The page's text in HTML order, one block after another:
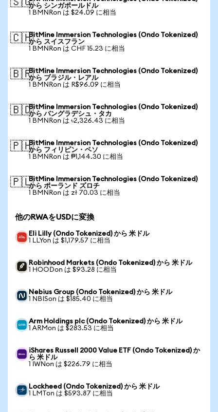
🇸🇬から シンガポールドル
1 BMNRon は $24.09 に相当
🇨🇭BitMine Immersion Technologies (Ondo Tokenized)
から スイスフラン
1 BMNRon は CHF 15.23 に相当
🇧🇷BitMine Immersion Technologies (Ondo Tokenized)
から ブラジル・レアル
1 BMNRon は R$96.09 に相当
🇧🇩BitMine Immersion Technologies (Ondo Tokenized)
から バングラデシュ・タカ
1 BMNRon は ৳2,326.43 に相当
🇵🇭BitMine Immersion Technologies (Ondo Tokenized)
から フィリピン・ペソ
1 BMNRon は ₱1,144.30 に相当
🇵🇱BitMine Immersion Technologies (Ondo Tokenized)
から ポーランド ズロチ
1 BMNRon は zł 70.03 に相当
他のRWAをUSDに変換
Eli Lilly (Ondo Tokenized) から 米ドル
1 LLYon は $1,179.57 に相当
Robinhood Markets (Ondo Tokenized) から 米ドル
1 HOODon は $93.28 に相当
Nebius Group (Ondo Tokenized) から 米ドル
1 NBISon は $185.40 に相当
Arm Holdings plc (Ondo Tokenized) から 米ドル
1 ARMon は $283.53 に相当
iShares Russell 2000 Value ETF (Ondo Tokenized) か
ら 米ドル
1 IWNon は $226.79 に相当
Lockheed (Ondo Tokenized) から 米ドル
1 LMTon は $593.87 に相当